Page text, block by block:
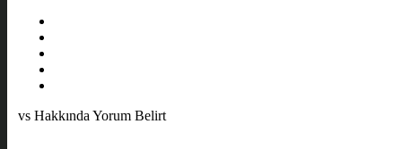
vs Hakkında Yorum Belirt